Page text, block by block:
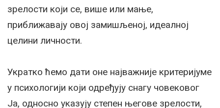
зрелости који се, више или мање,
приближавају овој замишљеној, идеалној
целини личности.
Укратко ћемо дати оне најважније критеријуме
у психологији који одређују снагу човековог
Ја, односно указују степен његове зрелости,